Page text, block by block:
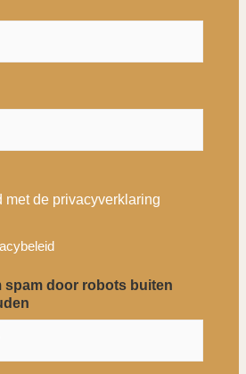
met de privacyverklaring
spam door robots buiten